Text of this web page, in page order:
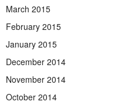
March 2015
February 2015
January 2015
December 2014
November 2014
October 2014